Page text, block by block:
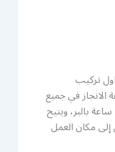
تركيب
الانجاز في جميع
أعمال تركيب بورسلين و سيراميك و رخام الارضيات، كما أنها متوفرة على مدار 24 ساعة بالبر، ويتيح
مكان العمل